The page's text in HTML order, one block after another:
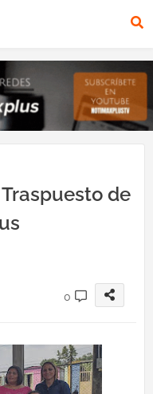
de
0